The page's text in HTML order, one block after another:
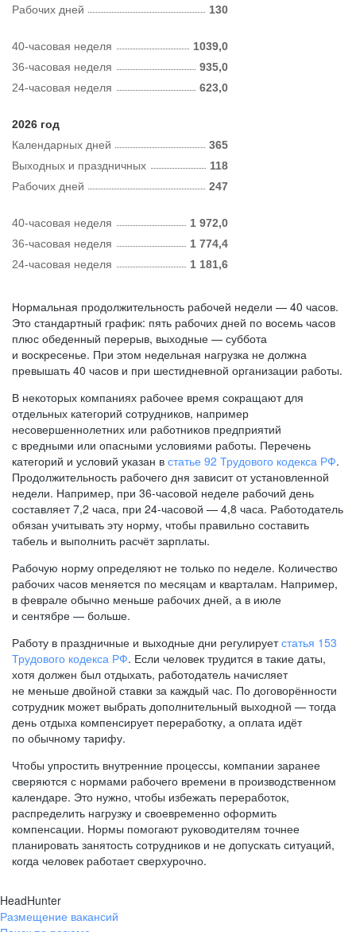
Рабочих дней 130
40-часовая неделя
1039,0
36-часовая неделя
935,0
24-часовая неделя
623,0
2026 год
Календарных дней
365
Рабочих дней 247
Выходных и праздничных 118
40-часовая неделя
1 972,0
36-часовая неделя
1 774,4
24-часовая неделя
1 181,6
Нормальная продолжительность рабочей недели — 40 часов.
Это стандартный график: пять рабочих дней по восемь часов
плюс обеденный перерыв, выходные — суббота
и воскресенье. При этом недельная нагрузка не должна
превышать 40 часов и при шестидневной организации работы.
В некоторых компаниях рабочее время сокращают для
отдельных категорий сотрудников, например
несовершеннолетних или работников предприятий
с вредными или опасными условиями работы. Перечень
категорий и условий указан в статье 92 Трудового кодекса РФ.
Продолжительность рабочего дня зависит от установленной
недели. Например, при 36-часовой неделе рабочий день
составляет 7,2 часа, при 24-часовой — 4,8 часа. Работодатель
обязан учитывать эту норму, чтобы правильно составить
табель и выполнить расчёт зарплаты.
Рабочую норму определяют не только по неделе. Количество
рабочих часов меняется по месяцам и кварталам. Например,
в феврале обычно меньше рабочих дней, а в июле
и сентябре — больше.
Работу в праздничные и выходные дни регулируетстатья 153
Трудового кодекса РФ. Если человек трудится в такие даты,
хотя должен был отдыхать, работодатель начисляет
не меньше двойной ставки за каждый час. По договорённости
сотрудник может выбрать дополнительный выходной — тогда
день отдыха компенсирует переработку, а оплата идёт
по обычному тарифу.
Чтобы упростить внутренние процессы, компании заранее
сверяются с нормами рабочего времени в производственном
календаре. Это нужно, чтобы избежать переработок,
распределить нагрузку и своевременно оформить
компенсации. Нормы помогают руководителям точнее
планировать занятость сотрудников и не допускать ситуаций,
когда человек работает сверхурочно.
HeadHunter
Размещение вакансий